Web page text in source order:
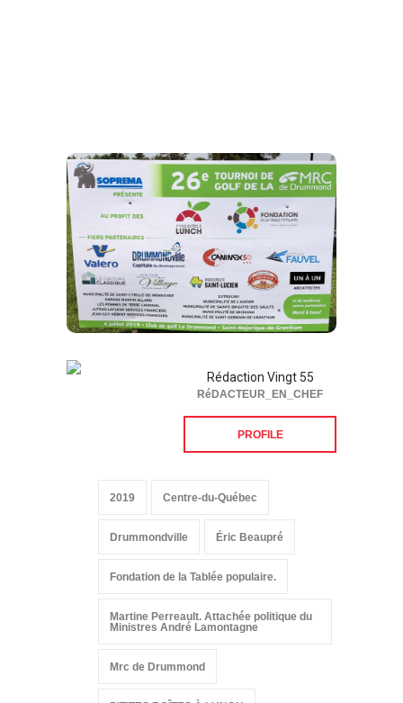
Rédaction Vingt 55
RéDACTEUR_EN_CHEF
PROFILE
2019 Centre-du-Québec
Drummondville Éric Beaupré
Fondation de la Tablée populaire.
Martine Perreault. Attachée politique du
Ministres André Lamontagne
Mrc de Drummond